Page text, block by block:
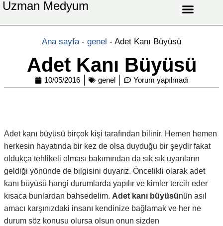
Uzman Medyum
Ana sayfa- genel - Adet Kanı Büyüsü
Adet Kanı Büyüsü
10/05/2016 genel Yorum yapılmadı
Adet kanı büyüsü birçok kişi tarafından bilinir. Hemen hemen
herkesin hayatında bir kez de olsa duyduğu bir şeydir fakat
oldukça tehlikeli olması bakımından da sık sık uyarıların
geldiği yönünde de bilgisini duyarız. Öncelikli olarak adet
kanı büyüsü hangi durumlarda yapılır ve kimler tercih eder
kısaca bunlardan bahsedelim. Adet kanı büyüsünün asıl
amacı karşınızdaki insanı kendinize bağlamak ve her ne
durum söz konusu olursa olsun onun sizden